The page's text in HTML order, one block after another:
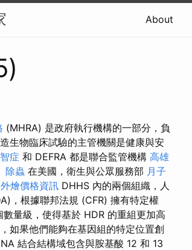
About
(MHRA) 是政府執行機構的一部分，負
生物臨床試驗的主管機關是健康與安
症 和 DEFRA 都是聯合監管機構 高雄
除蟲 在美國，衛生與公眾服務部 月子
燴價格資訊 DHHS 內的兩個組織，人
，根據聯邦法規 (CFR) 擁有特定權
量級，使得基於 HDR 的重組更加高
如果他們能夠在基因組的特定位置創
結合結構域包含與胺基酸 12 和 13